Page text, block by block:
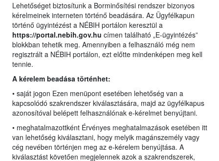
Lehetőséget biztosítunk a Borminősítési rendszer bizonyos
kérelmeinek interneten történő beadására. Az Ügyfélkapun
történő ügyintézést a NÉBIH portálon keresztül a
https://portal.nebih.gov.hu címen található „E-ügyintézés”
blokkban tehetik meg. Amennyiben a felhasználó még nem
regisztrált a NÉBIH portálon, ezt előtte mindenképen meg kell
tennie.
A kérelem beadása történhet:
• saját jogon Ezen menüpont esetében lehetőség van a
kapcsolódó szakrendszer kiválasztására, majd az ügyfélkapus
azonosítóval belépett felhasználónak e-kérelmet benyújtani.
• meghatalmazottként Érvényes meghatalmazások esetében itt
van lehetőség kiválasztani, hogy melyik magánszemély vagy
cég nevében történjen meg az e-kérelem benyújtása. A
kiválasztást követően megjelennek azok a szakrendszerek,